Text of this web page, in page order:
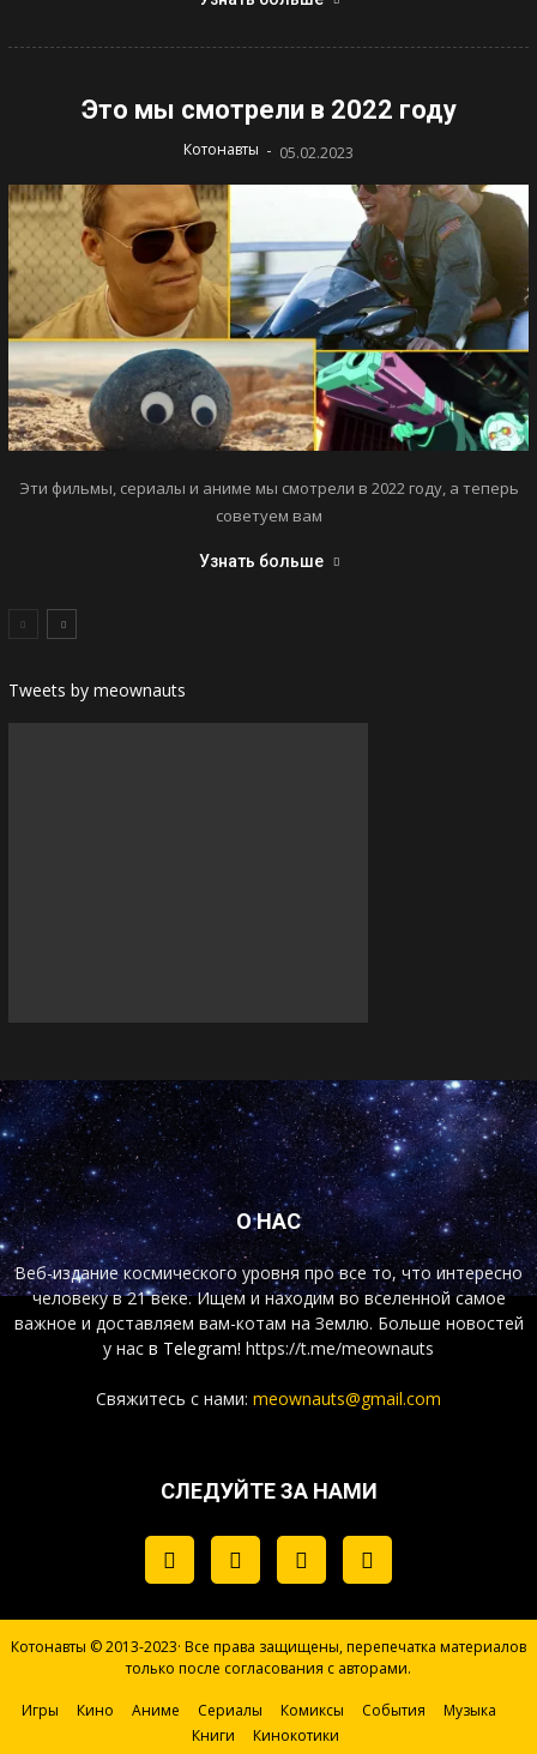
Это мы смотрели в 2022 году
Котонавты - 05.02.2023
Эти фильмы, сериалы и аниме мы смотрели в 2022 году, а теперь
советуем вам
Узнать больше
Tweets by meownauts
О НАС
Веб-издание космического уровня про все то, что интересно
человеку в 21 веке. Ищем и находим во вселенной самое
важное и доставляем вам-котам на Землю. Больше новостей
у нас в Telegram! https://t.me/meownauts
Свяжитесь с нами: meownauts@gmail.com
СЛЕДУЙТЕ ЗА НАМИ
Котонавты © 2013-2023· Все права защищены, перепечатка материалов
только после согласования с авторами.
Игры Кино Аниме Сериалы Комиксы События
Музыка
Книги
Кинокотики